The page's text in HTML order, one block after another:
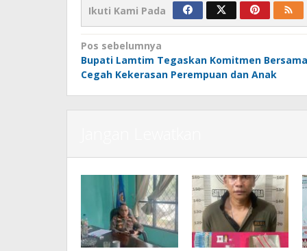
Ikuti Kami Pada
Navigasi
pos
Pos sebelumnya
Bupati Lamtim Tegaskan Komitmen Bersama
Cegah Kekerasan Perempuan dan Anak